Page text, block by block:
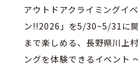
アウトドアクライミングイ
ン!!2026」を5/30~5/31に
まで楽しめる、長野県川上
ングを体験できるイベント